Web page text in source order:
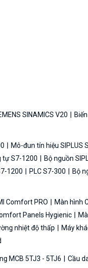
SINAMICS V20
Mô-đun tín hiệu SIPLUS
tự S7-1200 Bộ nguồn
1200 PLC S7-300 Bộ
Comfort PRO Màn hình
Panels Hygienic
nhiệt độ thấp
Máy
MCB 5TJ3 - 5TJ6 Cầu